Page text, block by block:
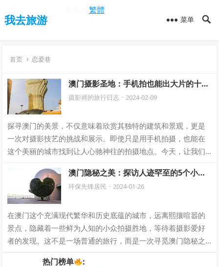
繁體
我去旅游 菜单
首页 恋爱巷
澳门摄影圣地：手机拍也能出大片的十处
必去之地！
摄影师的旅行日志 · 2024-02-09
探寻澳门的美景，不仅意味着欣赏其独特的建筑和景观，更是
一次对摄影技艺的挑战和展示。即使只是用手机拍摄，也能在
这个美丽的城市找到让人心驰神往的拍摄地点。今天，让我们
澳门隐秘之美：探访人迹罕至的5个小众
拍摄胜地，绝佳机位等你发现！
环保先锋居民 · 2024-01-26
在澳门这个充满现代繁华和历史底蕴的城市，远离熙攘喧嚣的
景点，隐藏着一些鲜为人知的小众拍摄胜地，等待着摄影爱好
者的发现。这不是一场普通的旅行，而是一次寻觅澳门隐秘之
热门榜单 :